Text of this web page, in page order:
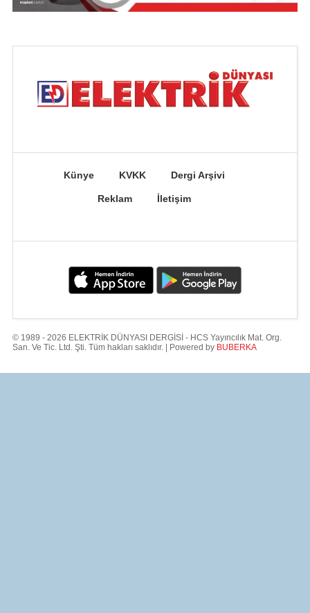
Künye KVKK Dergi Arşivi
Reklam İletişim
© 1989 - 2026 ELEKTRİK DÜNYASI DERGİSİ - HCS Yayıncılık Mat. Org.
San. Ve Tic. Ltd. Şti. Tüm hakları saklıdır. | Powered by BUBERKA